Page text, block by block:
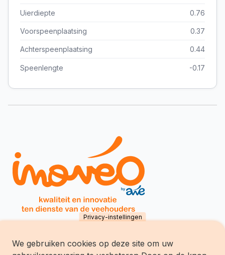
Uierdiepte 0.76
Voorspeenplaatsing 0.37
Achterspeenplaatsing 0.44
Speenlengte -0.17
Inovéo SCES
Privacy-instellingen
We gebruiken cookies op deze site om uw